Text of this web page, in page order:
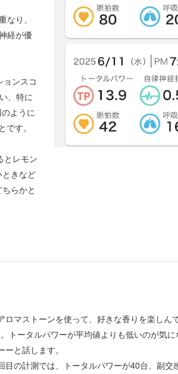
り、
経が優
ョンスコ
、特に
ように
す。
とレモン
きなど
らかと
ロマストーンを使って、好きな香りを楽しん
トータルパワーが平均値よりも低いのが気
ーと話します。
目の計測では、トータルパワーが40台、副交